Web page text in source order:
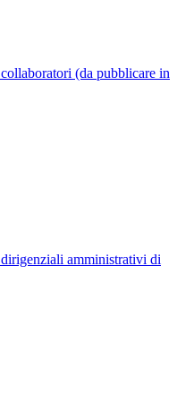
(da pubblicare in
amministrativi di